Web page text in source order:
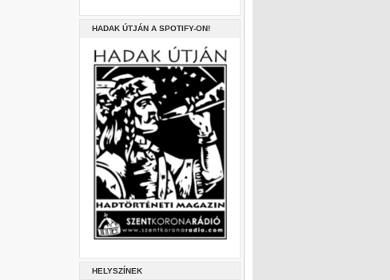
HADAK ÚTJÁN A SPOTIFY-ON!
HELYSZÍNEK